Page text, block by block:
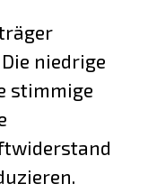
niedrige
stimmige